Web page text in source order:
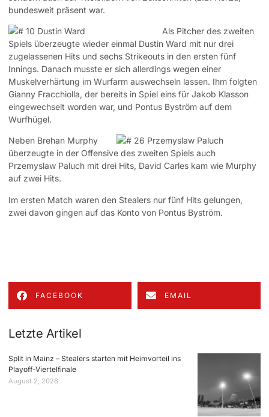
bundesweit präsent war.
Als Pitcher des zweiten
Spiels überzeugte wieder einmal Dustin Ward mit nur drei
zugelassenen Hits und sechs Strikeouts in den ersten fünf
Innings. Danach musste er sich allerdings wegen einer
Muskelverhärtung im Wurfarm auswechseln lassen. Ihm folgten
Gianny Fracchiolla, der bereits in Spiel eins für Jakob Klasson
eingewechselt worden war, und Pontus Byström auf dem
Wurfhügel.
Neben Brehan Murphy
überzeugte in der Offensive des zweiten Spiels auch
Przemyslaw Paluch mit drei Hits, David Carles kam wie Murphy
auf zwei Hits.
Im ersten Match waren den Stealers nur fünf Hits gelungen,
zwei davon gingen auf das Konto von Pontus Byström.
FACEBOOK EMAIL
Letzte Artikel
Split in Mainz – Stealers starten mit Heimvorteil ins
Playoff-Viertelfinale
August 2, 2026